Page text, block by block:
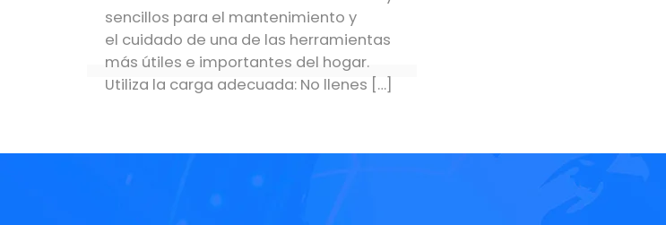
sencillos para el mantenimiento y
el cuidado de una de las herramientas
más útiles e importantes del hogar.
Utiliza la carga adecuada: No llenes […]